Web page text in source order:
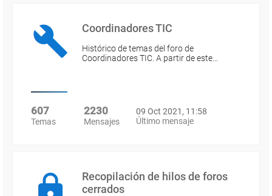
Coordinadores TIC
Histórico de temas del foro de
Coordinadores TIC. A partir de este…
607
Temas
2230
Mensajes
09 Oct 2021, 11:58
Último mensaje
Recopilación de hilos de foros
cerrados